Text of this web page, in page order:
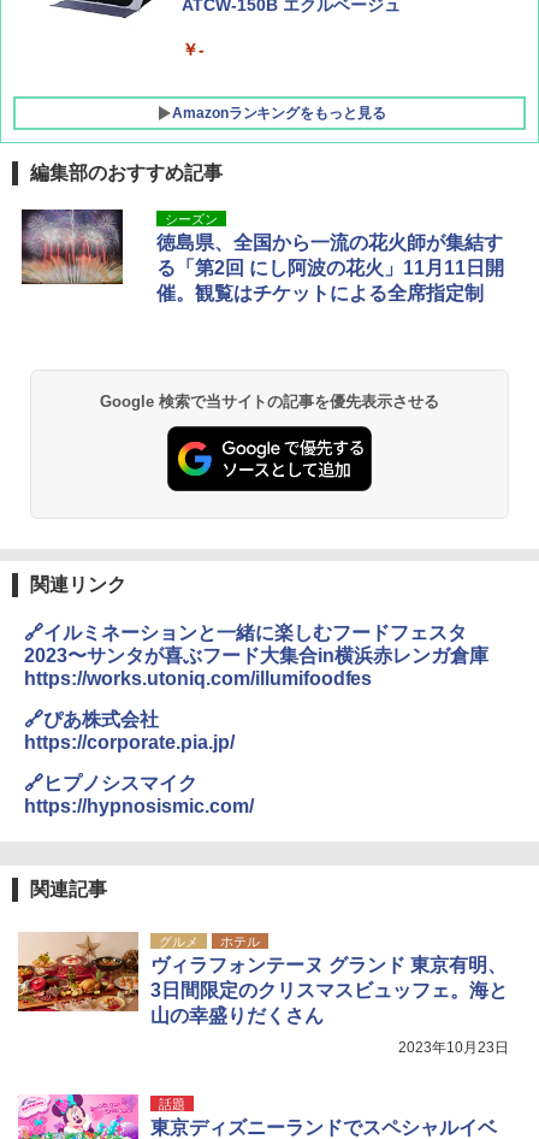
ATCW-150B エクルベージュ
￥-
Amazonランキングをもっと見る
熊撃退スプレー 熊よけスプレー 熊スプレー
【日本企業販売】超強力クマ対策スプレー 30
0ml（連続噴射30秒）110ml（連続噴射15
秒）射程5～10m 安全ロック搭載 携帯収納袋
付き ヒグマ・イノシシ対策 自治体・教育機
￥3,680
GRANDOOR ステンレス保冷剤 2個セット 2
026リニューアル 急速冷凍 空間倍増 衛生的
BUNDOK(バンドック)ソロ ドーム 1 EX BDK
-08EX カーキ ソロキャンプ ポリエステル フ
レーム ドーム型 テント
DEWEL パラソル 大型 ビーチ アウトドアパ
ラソル ガーデン サイトシート付 折りたたみ
防水 UVカット 4段階高さ調整 軽量 収納袋付
ポインターライト 強力 小型 緑色/赤色/青紫色
USB充電式 高精度 超長距離照射 長時間使用
可能 安全ロック付き 高安全性 金属製耐久 コ
ンパクト多機能設計 持ち運び便利 アウトド
編集部のおすすめ記事
シーズン
徳島県、全国から一流の花火師が集結す
る「第2回 にし阿波の花火」11月11日開
催。観覧はチケットによる全席指定制
Google 検索で当サイトの記事を優先表示させる
関連リンク
🔗イルミネーションと一緒に楽しむフードフェスタ
2023〜サンタが喜ぶフード大集合in横浜赤レンガ倉庫
https://works.utoniq.com/illumifoodfes
🔗ぴあ株式会社
https://corporate.pia.jp/
🔗ヒプノシスマイク
https://hypnosismic.com/
関連記事
グルメ ホテル
ヴィラフォンテーヌ グランド 東京有明、
3日間限定のクリスマスビュッフェ。海と
山の幸盛りだくさん
2023年10月23日
話題
東京ディズニーランドでスペシャルイベ